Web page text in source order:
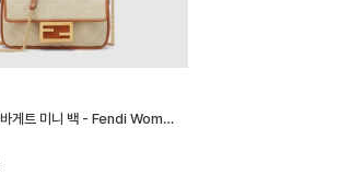
펜디 여성 FF 바게트 미니 백 - Fendi Womens FF Baguette Mini …